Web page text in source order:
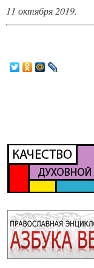
11 октября 2019.